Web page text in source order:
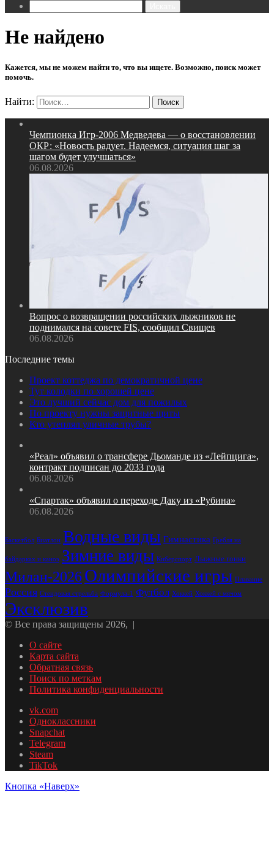
Не найдено
Кажется, мы не можем найти то, что вы ищете. Возможно, поиск может
помочь.
Найти:
Чемпионка Игр‑2006 Медведева — о восстановлении
ОКР: «Новость радует. Надеемся, ситуация шаг за
шагом будет улучшаться»
06.08.2026
Вопрос о возвращении российских лыжников не
поднимался на совете FIS, сообщил Свищев
06.08.2026
Последние темы
Проект коттеджа по демократичной цене
Тут колодки по хорошей цене
Это лучший сейчас дом для пожилых
По проекту нужны защитные щиты
Кто утеплял уличные трубы?
«Реал» объявил о трансфере Дьоманде из «Лейпцига»,
контракт подписан до 2033 года
06.08.2026
«Спартак» объявил о переходе Даку из «Рубина»
06.08.2026
Баскетбол Биатлон Водные виды Гимнастика Гребля на
байдарках и каноэ Зимние виды Киберспорт Лыжные гонки
Милан-2026Олимпийские игры Плавание
Россия Стендовая стрельба Формула-1 Футбол Хоккей Хоккей с мячом
Эксклюзив
© Все права защищены 2026, |
О сайте
Карта сайта
Обратная связь
Поиск по меткам
Политика конфиденциальности
vk.com
Одноклассники
Snapchat
Telegram
Steam
TikTok
Кнопка «Наверх»